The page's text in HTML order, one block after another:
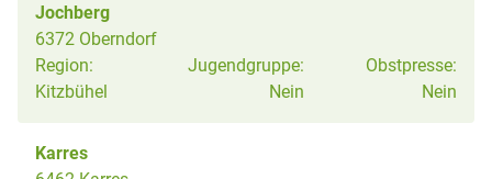
Jochberg
6372 Oberndorf
Region:
Kitzbühel
Jugendgruppe:
Nein
Obstpresse:
Nein
Karres